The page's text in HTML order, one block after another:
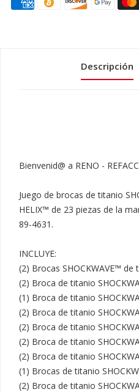
Descripción
Bienvenid@ a RENO -
Juego de brocas de titanio
HELIX™ de 23 piezas de la
89-4631.
INCLUYE:
(2) Brocas SHOCKWAVE™
(2) Broca de titanio
(1) Broca de titanio
(2) Broca de titanio
(2) Broca de titanio
(2) Broca de titanio
(2) Broca de titanio
(1) Brocas de titanio
(2) Broca de titanio